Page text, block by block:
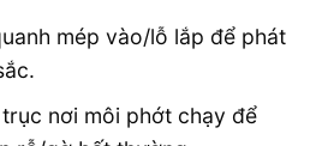
mép vào/lỗ lắp để phát
nơi môi phớt chạy để